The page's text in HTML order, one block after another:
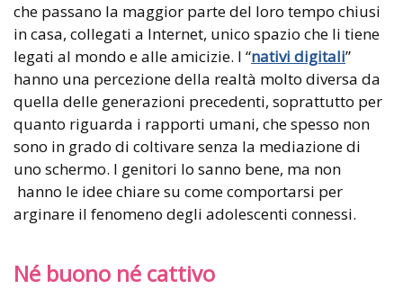
che passano la maggior parte del loro tempo chiusi
in casa, collegati a Internet, unico spazio che li tiene
legati al mondo e alle amicizie. I “nativi digitali”
hanno una percezione della realtà molto diversa da
quella delle generazioni precedenti, soprattutto per
quanto riguarda i rapporti umani, che spesso non
sono in grado di coltivare senza la mediazione di
uno schermo. I genitori lo sanno bene, ma non
hanno le idee chiare su come comportarsi per
arginare il fenomeno degli adolescenti connessi.
Né buono né cattivo